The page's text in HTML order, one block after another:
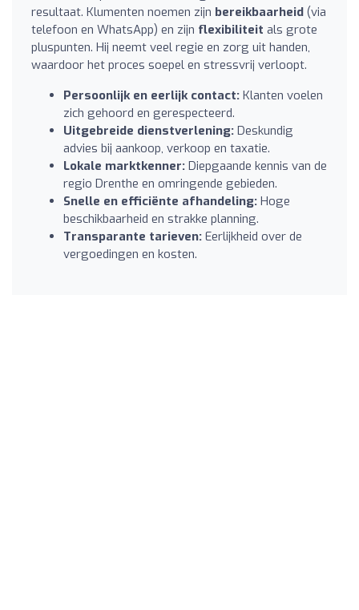
resultaat. Klumenten noemen zijn bereikbaarheid (via
telefoon en WhatsApp) en zijn flexibiliteit als grote
pluspunten. Hij neemt veel regie en zorg uit handen,
waardoor het proces soepel en stressvrij verloopt.
Persoonlijk en eerlijk contact: Klanten voelen
zich gehoord en gerespecteerd.
Uitgebreide dienstverlening: Deskundig
advies bij aankoop, verkoop en taxatie.
Lokale marktkenner: Diepgaande kennis van de
regio Drenthe en omringende gebieden.
Snelle en efficiënte afhandeling: Hoge
beschikbaarheid en strakke planning.
Transparante tarieven: Eerlijkheid over de
vergoedingen en kosten.